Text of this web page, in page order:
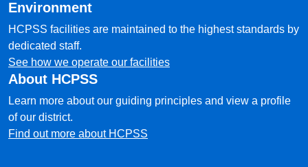
Environment
HCPSS facilities are maintained to the highest standards by
dedicated staff.
See how we operate our facilities
About HCPSS
Learn more about our guiding principles and view a profile
of our district.
Find out more about HCPSS